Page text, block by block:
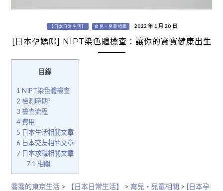
【日本日常生活】 育兒・兒童相關 2022 年 1 月 20 日
[日本孕媽咪] NIPT染色體檢查：讓你的寶寶健康出生
目錄
1 NIPT染色體檢查
2 檢測時期?
3 檢查流程
4費用
5 日本生活相關文章
6 日本交友相關文章
7日本求職相關文章
7.1 相關
喬喬的東京生活> 【日本日常生活】 > 育兒・兒童相關 > [日本孕